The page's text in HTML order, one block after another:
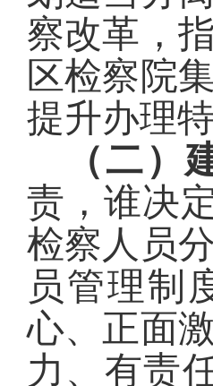
察改革，
区检察院
提升办理
（二）
责，谁决
检察人员
员管理制
心、正面
力、有责